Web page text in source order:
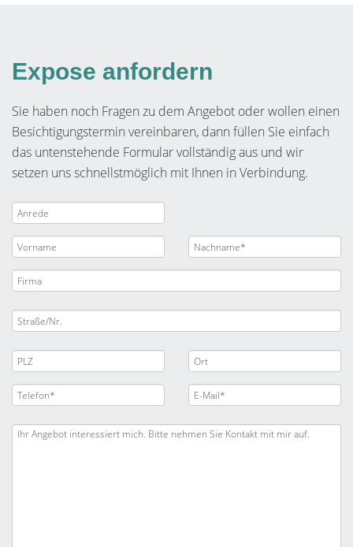
Expose anfordern
Sie haben noch Fragen zu dem Angebot oder wollen einen
Besichtigungstermin vereinbaren, dann füllen Sie einfach
das untenstehende Formular vollständig aus und wir
setzen uns schnellstmöglich mit Ihnen in Verbindung.